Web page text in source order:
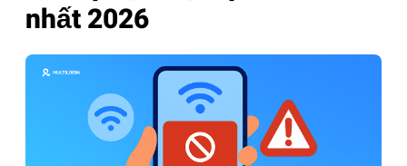
nhất 2026